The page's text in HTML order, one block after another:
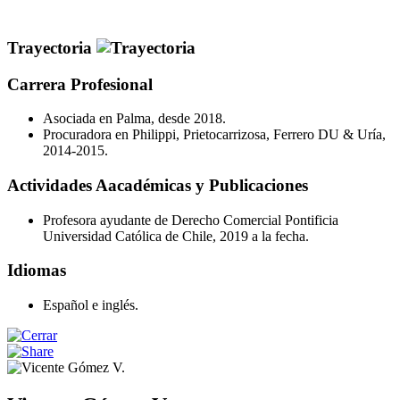
Trayectoria
Carrera Profesional
Asociada en Palma, desde 2018.
Procuradora en Philippi, Prietocarrizosa, Ferrero DU & Uría,
2014-2015.
Actividades Aacadémicas y Publicaciones
Profesora ayudante de Derecho Comercial Pontificia
Universidad Católica de Chile, 2019 a la fecha.
Idiomas
Español e inglés.